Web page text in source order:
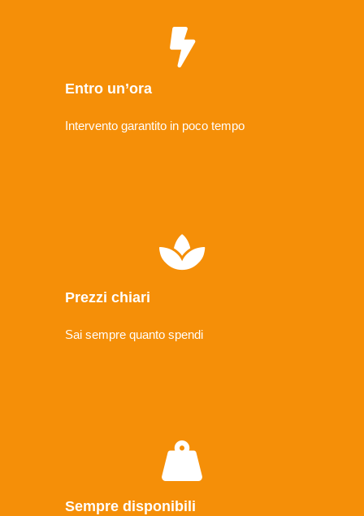
Entro un’ora
Intervento garantito in poco tempo
Prezzi chiari
Sai sempre quanto spendi
Sempre disponibili